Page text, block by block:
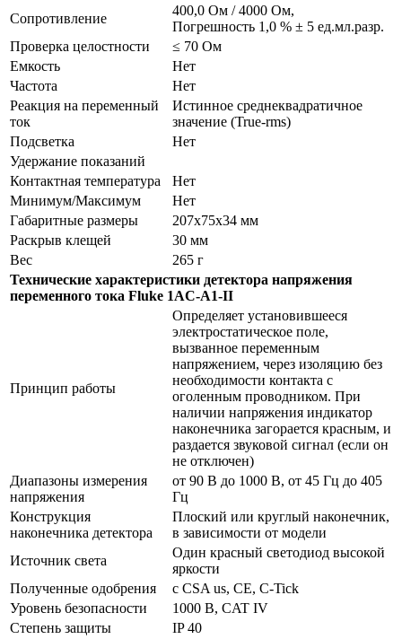
Сопротивление
400,0 Ом / 4000 Ом,
Погрешность 1,0 % ± 5 ед.мл.разр.
Проверка целостности
≤ 70 Ом
Емкость
Нет
Частота
Нет
Реакция на переменный
ток
Истинное среднеквадратичное
значение (True-rms)
Подсветка
Нет
Удержание показаний
Контактная температура
Нет
Минимум/Максимум
Нет
Габаритные размеры
207x75x34 мм
Раскрыв клещей
30 мм
Вес
265 г
Технические характеристики детектора напряжения
переменного тока Fluke 1AC-A1-II
Принцип работы
Определяет установившееся
электростатическое поле,
вызванное переменным
напряжением, через изоляцию без
необходимости контакта с
оголенным проводником. При
наличии напряжения индикатор
наконечника загорается красным, и
раздается звуковой сигнал (если он
не отключен)
Диапазоны измерения
напряжения
от 90 В до 1000 В, от 45 Гц до 405
Гц
Конструкция
наконечника детектора
Плоский или круглый наконечник,
в зависимости от модели
Источник света
Один красный светодиод высокой
яркости
Полученные одобрения
c CSA us, CE, C-Tick
Уровень безопасности
1000 В, CAT IV
Степень защиты
IP 40